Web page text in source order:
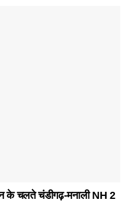
के चलते चंडीगढ़-मनाली NH 2